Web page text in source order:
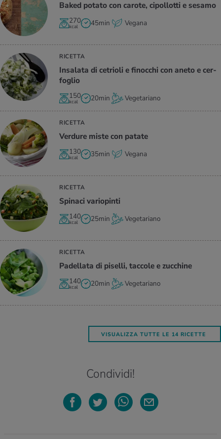
Baked po­ta­to con ca­ro­te, ci­pol­lot­ti e se­sa­mo
270
kcal 45min Vegana
RICETTA
In­sa­la­ta di ce­trio­li e fi­noc­chi con aneto e cer­
fo­glio
150
kcal 20min Vegetariano
RICETTA
Ver­du­re miste con pa­ta­te
130
kcal 35min Vegana
RICETTA
Spi­na­ci va­rio­pin­ti
140
kcal 25min Vegetariano
RICETTA
Pa­del­la­ta di pi­sel­li, tac­co­le e zuc­chi­ne
140
kcal 20min Vegetariano
VISUALIZZA TUTTE LE 14 RICETTE
Condividi!